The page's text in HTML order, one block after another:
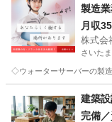
製造
月収
株式会
さいた
◇ウォーターサーバーの製
さいたま市建築
完備